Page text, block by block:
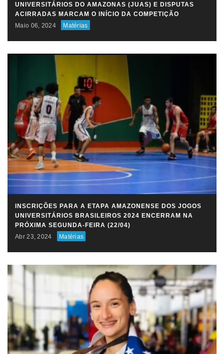
UNIVERSITÁRIOS DO AMAZONAS (JUAS) E DISPUTAS
ACIRRADAS MARCAM O INÍCIO DA COMPETIÇÃO
Maio 06, 2024
Matérias
INSCRIÇÕES PARA A ETAPA AMAZONENSE DOS JOGOS
UNIVERSITÁRIOS BRASILEIROS 2024 ENCERRAM NA
PRÓXIMA SEGUNDA-FEIRA (22/04)
Abr 23, 2024
Matérias